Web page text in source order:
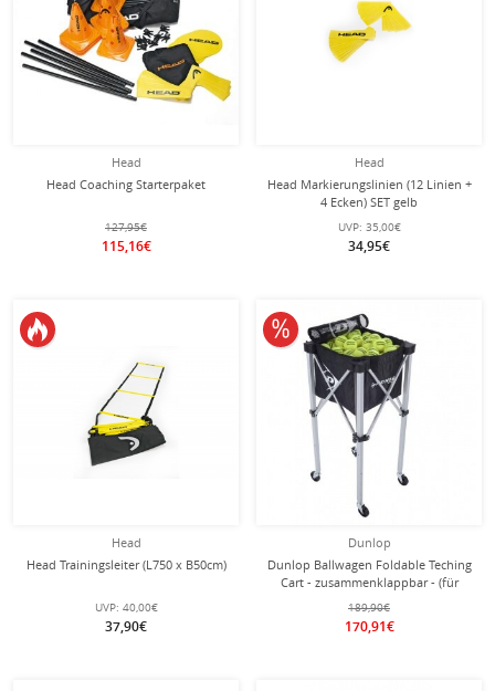
Head
Head Coaching Starterpaket
127,95€
115,16€
Head
Head Markierungslinien (12 Linien +
4 Ecken) SET gelb
UVP: 35,00€
34,95€
Head
Head Trainingsleiter (L750 x B50cm)
UVP: 40,00€
37,90€
Dunlop
Dunlop Ballwagen Foldable Teching
Cart - zusammenklappbar - (für
189,90€
170,91€
10% reduziert